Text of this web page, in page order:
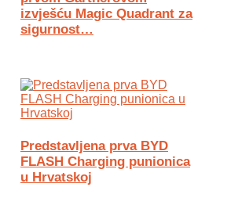
izvješću Magic Quadrant za
sigurnost…
Predstavljena prva BYD
FLASH Charging punionica
u Hrvatskoj